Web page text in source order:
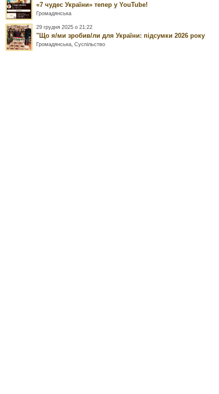
«7 чудес України» тепер у YouTube!
Громадянська
29 грудня 2025 о 21:22
"Що я/ми зробив/ли для України: підсумки 2026 року
Громадянська ,Суспільство